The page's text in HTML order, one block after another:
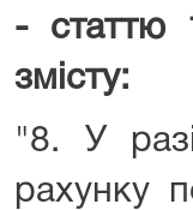
- статтю
змісту:
"8. У
рахунку